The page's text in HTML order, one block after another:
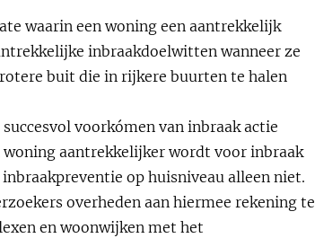
waarin een woning een aantrekkelijk
inbraakdoelwitten wanneer ze
buit die in rijkere buurten te halen
voorkómen van inbraak actie
aantrekkelijker wordt voor inbraak
op huisniveau alleen niet.
overheden aan hiermee rekening te
en woonwijken met het